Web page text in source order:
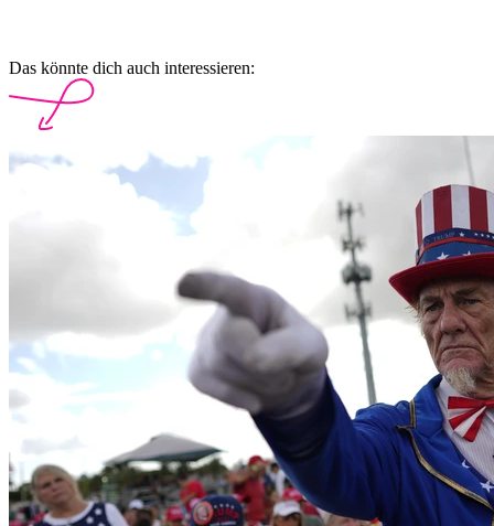
Das könnte dich auch interessieren: